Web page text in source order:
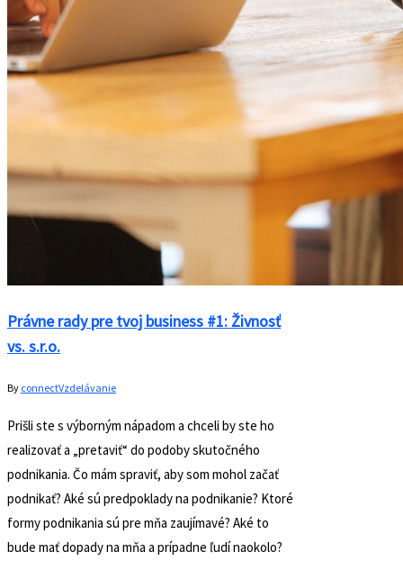
Právne rady pre tvoj business ‪#‎1: Živnosť
vs. s.r.o.
By connectVzdelávanie
Prišli ste s výborným nápadom a chceli by ste ho
realizovať a „pretaviť“ do podoby skutočného
podnikania. Čo mám spraviť, aby som mohol začať
podnikať? Aké sú predpoklady na podnikanie? Ktoré
formy podnikania sú pre mňa zaujímavé? Aké to
bude mať dopady na mňa a prípadne ľudí naokolo?